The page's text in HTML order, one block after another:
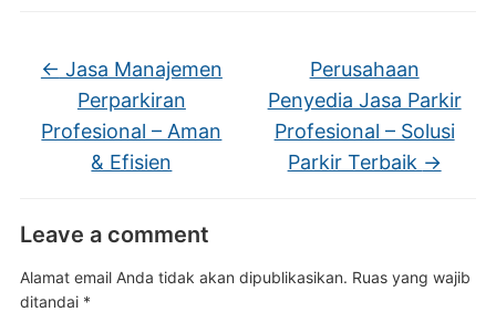
← Jasa Manajemen
Perparkiran
Profesional – Aman
& Efisien
Perusahaan
Penyedia Jasa Parkir
Profesional – Solusi
Parkir Terbaik →
Leave a comment
Alamat email Anda tidak akan dipublikasikan. Ruas yang wajib
ditandai *